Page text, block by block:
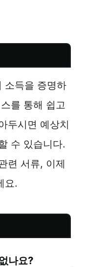
소득을 증명하
를 통해 쉽고
두시면 예상치
수 있습니다.
련 서류, 이제
요.
나요?